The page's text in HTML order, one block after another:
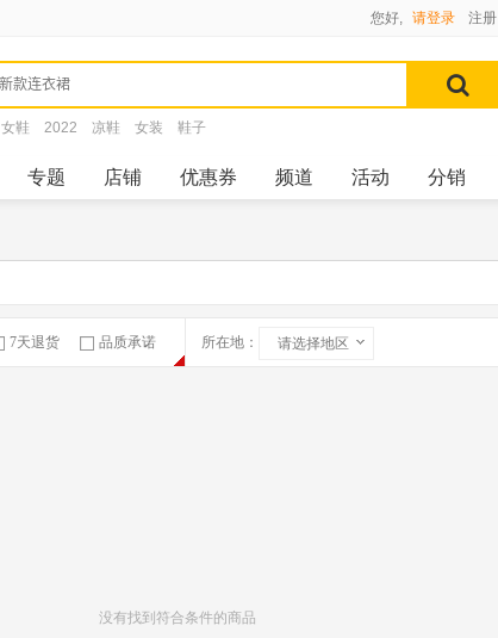
您好, 请登录 注册
女鞋 2022 凉鞋 女装 鞋子
专题 店铺 优惠券 频道 活动 分销
7天退货 品质承诺 所在地： 请选择地区
没有找到符合条件的商品